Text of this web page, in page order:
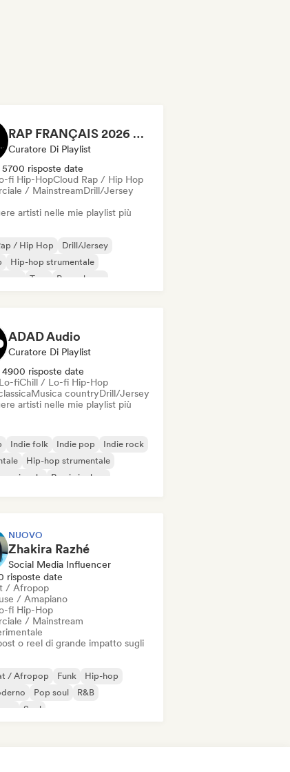
RAP FRANÇAIS 2026 🔥🇫🇷 (Way Records)
Curatore Di Playlist
risposte date
fi Hip-HopCloud Rap / Hip Hop
/ MainstreamDrill/Jersey
artisti nelle mie playlist più
/ Hip Hop
Drill/Jersey
Hip-hop strumentale
Trap
Pop urbano
ADAD Audio
Curatore Di Playlist
risposte date
fiChill / Lo-fi Hip-Hop
Musica countryDrill/Jersey
artisti nelle mie playlist più
Indie folk Indie pop
Indie rock
Hip-hop strumentale
Rap in inglese
NUOVO
Zhakira Razhé
Social Media Influencer
risposte date
/ Afropop
/ Amapiano
fi Hip-Hop
/ Mainstream
o reel di grande impatto sugli
/ Afropop Funk
Hip-hop
Pop soul
R&B
Soul